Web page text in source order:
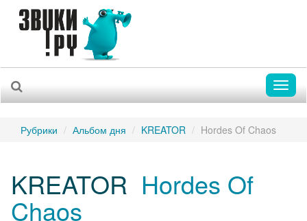
Рубрики Альбом дня KREATOR Hordes Of Chaos
KREATOR Hordes Of
Chaos